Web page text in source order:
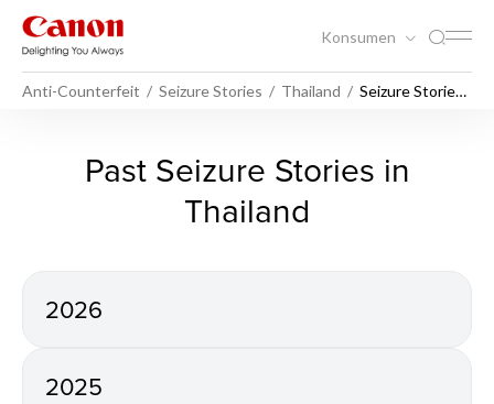
Konsumen
Anti-Counterfeit Seizure Stories Thailand
Seizure Stories
Seizure Stories in Thailand
Past Seizure Stories in
Thailand
2026
2025